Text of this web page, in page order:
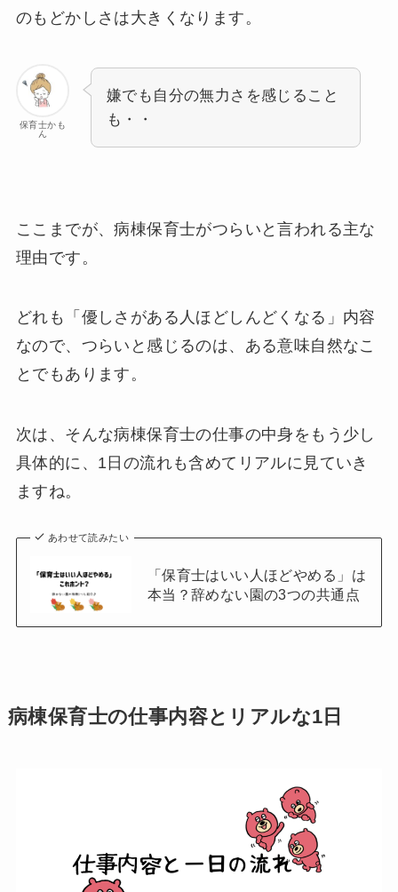
のもどかしさは大きくなります。
保育士かも
ん
嫌でも自分の無力さを感じること
も・・
ここまでが、病棟保育士がつらいと言われる主な
理由です。
どれも「優しさがある人ほどしんどくなる」内容
なので、つらいと感じるのは、ある意味自然なこ
とでもあります。
次は、そんな病棟保育士の仕事の中身をもう少し
具体的に、1日の流れも含めてリアルに見ていき
ますね。
あわせて読みたい
「保育士はいい人ほどやめる」は
本当？辞めない園の3つの共通点
病棟保育士の仕事内容とリアルな1日